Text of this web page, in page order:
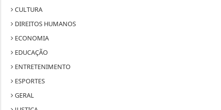
CULTURA
DIREITOS HUMANOS
ECONOMIA
EDUCAÇÃO
ENTRETENIMENTO
ESPORTES
GERAL